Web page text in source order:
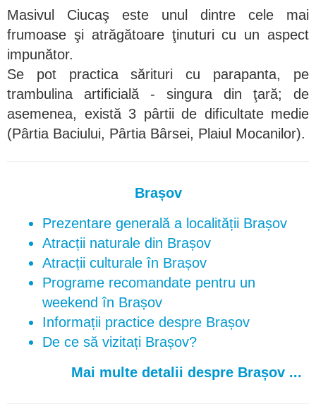
Masivul Ciucaş este unul dintre cele mai
frumoase şi atrăgătoare ţinuturi cu un aspect
impunător.
Se pot practica sărituri cu parapanta, pe
trambulina artificială - singura din ţară; de
asemenea, există 3 pârtii de dificultate medie
(Pârtia Baciului, Pârtia Bârsei, Plaiul Mocanilor).
Brașov
Prezentare generală a localității Brașov
Atracții naturale din Brașov
Atracții culturale în Brașov
Programe recomandate pentru un
weekend în Brașov
Informații practice despre Brașov
De ce să vizitați Brașov?
Mai multe detalii despre Brașov ...